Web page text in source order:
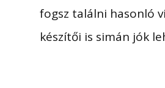
fogsz találni hasonló
készítői is simán jók